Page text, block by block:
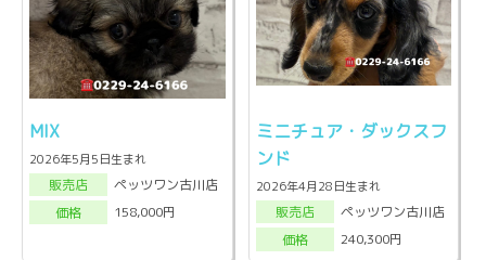
MIX
2026年5月5日生まれ
販売店
ペッツワン古川店
価格
158,000円
ミニチュア・ダックスフ
ンド
2026年4月28日生まれ
販売店
ペッツワン古川店
価格
240,300円